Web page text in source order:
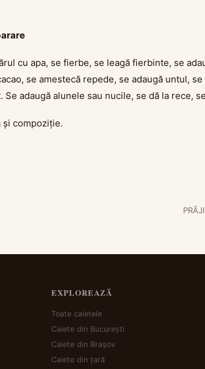
cu apa, se fierbe, se leagă fierbinte, se
se amestecă repede, se adaugă untul,
Se adaugă alunele sau nucile, se dă la rece,
și compoziție.
EXPLOREAZĂ
Toate caietele
Caiete din București
Caiete din Brașov
Caiete din țară